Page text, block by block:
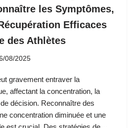
les Symptômes,
Efficaces
des Athlètes
08/2025
gravement entraver la
affectant la concentration, la
décision. Reconnaître des
concentration diminuée et une